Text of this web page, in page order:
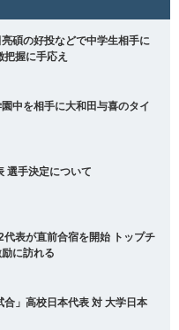
碩の好投などで中学生相手に
握に手応え
中を相手に大和田与喜のタイ
選手決定について
表が直前合宿を開始 トップチ
に訪れる
合」高校日本代表 対 大学日本